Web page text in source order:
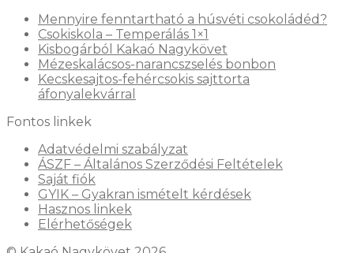
Mennyire fenntartható a húsvéti csokoládéd?
Csokiskola – Temperálás 1×1
Kisbogárból Kakaó Nagykövet
Mézeskalácsos-narancszselés bonbon
Kecskesajtos-fehércsokis sajttorta
áfonyalekvárral
Fontos linkek
Adatvédelmi szabályzat
ÁSZF – Általános Szerződési Feltételek
Saját fiók
GYIK – Gyakran ismételt kérdések
Hasznos linkek
Elérhetőségek